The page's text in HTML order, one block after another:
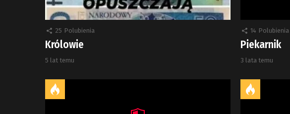
25 Polubienia
Królowie
5 lat temu
14 Polubienia
Piekarnik
3 lata temu